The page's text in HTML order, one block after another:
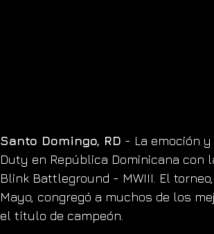
Santo Domingo, RD - La emoción
Duty en República Dominicana con
Blink Battleground - MWIII. El
Mayo, congregó a muchos de los
el título de campeón.